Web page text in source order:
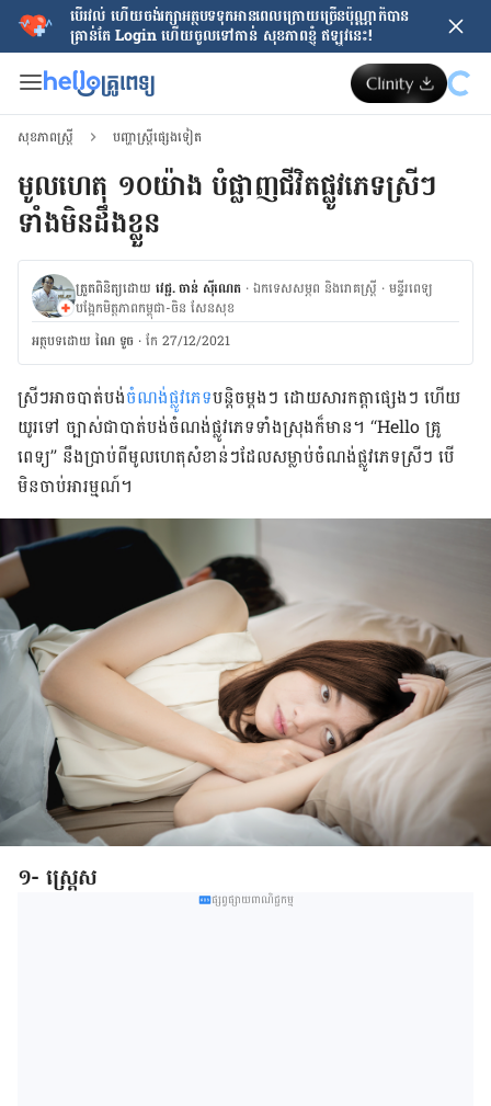
បើរវល់ ហើយចង់​រក្សាអត្ថបទទុកអានពេលក្រោយ​ច្រើនប៉ុណ្ណាក៏បាន
គ្រាន់តែ​ Login ហើយចូលទៅកាន់ សុខភាពខ្ញុំ ឥឡូវនេះ!
សុខភាពស្ត្រី បញ្ហាស្ត្រីផ្សេងទៀត
មូលហេតុ ១០យ៉ាង ​​បំផ្លាញ​ជីវិតផ្លូវភេទស្រីៗ​
ទាំង​មិនដឹងខ្លួន
ត្រួតពិនិត្យដោយ វេជ្ជ. ចាន់ ស៊ីណេត ·ឯកទេសសម្ភព និងរោគស្ត្រី ·ម​ន្ទីរពេទ្យ
បង្អែកមិត្តភាពកម្ពុជា-ចិន សែនសុខ
អត្ថបទ​ដោយ ណៃ ទូច ·កែ 27/12/2021
​ស្រីៗ​អាចបាត់បង់ចំណង់ផ្លូវភេទបន្តិចម្ដងៗ ដោយសារកត្តាផ្សេងៗ ហើយ
យូរ​ទៅ ច្បាស់​ជា​បាត់​បង់​ចំណង់​ផ្លូវ​ភេទ​ទាំង​ស្រុង​ក៏​មាន។ “Hello គ្រូ
ពេទ្យ” នឹងប្រាប់ពីមូលហេតុសំខាន់ៗដែលសម្លាប់​ចំណង់​ផ្លូវ​ភេទ​ស្រីៗ បើ
មិនចាប់អារម្មណ៍។​
១- ស្ត្រេស
ផ្សព្វផ្សាយពាណិជ្ជកម្ម